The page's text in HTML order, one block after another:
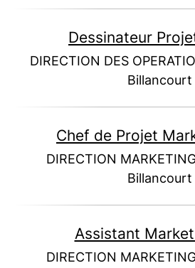
Dessinateur
DIRECTION DES
Billancourt
Chef de Projet
DIRECTION
Billancourt
Assistant
DIRECTION